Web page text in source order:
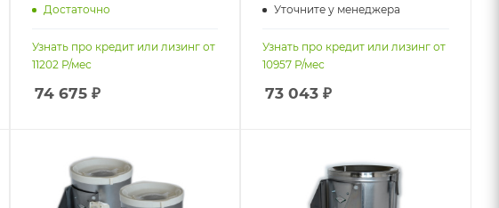
Достаточно
Узнать про кредит или лизинг от
11202 Р/мес
74 675₽
Уточните у менеджера
Узнать про кредит или лизинг от
10957 Р/мес
73 043 ₽